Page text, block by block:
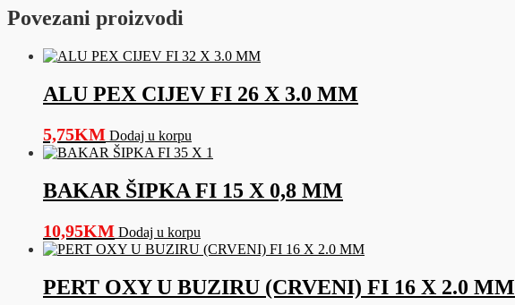
količina
Povezani proizvodi
ALU PEX CIJEV FI 26 X 3.0 MM
5,75KM Dodaj u korpu
BAKAR ŠIPKA FI 15 X 0,8 MM
10,95KM Dodaj u korpu
PERT OXY U BUZIRU (CRVENI) FI 16 X 2.0 MM